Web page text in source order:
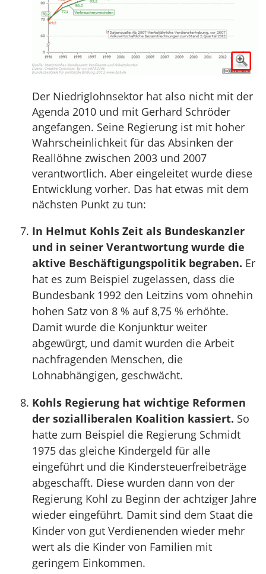
Der Niedriglohnsektor hat also nicht mit der
Agenda 2010 und mit Gerhard Schröder
angefangen. Seine Regierung ist mit hoher
Wahrscheinlichkeit für das Absinken der
Reallöhne zwischen 2003 und 2007
verantwortlich. Aber eingeleitet wurde diese
Entwicklung vorher. Das hat etwas mit dem
nächsten Punkt zu tun:
In Helmut Kohls Zeit als Bundeskanzler
und in seiner Verantwortung wurde die
aktive Beschäftigungspolitik begraben. Er
hat es zum Beispiel zugelassen, dass die
Bundesbank 1992 den Leitzins vom ohnehin
hohen Satz von 8 % auf 8,75 % erhöhte.
Damit wurde die Konjunktur weiter
abgewürgt, und damit wurden die Arbeit
nachfragenden Menschen, die
Lohnabhängigen, geschwächt.
Kohls Regierung hat wichtige Reformen
der sozialliberalen Koalition kassiert. So
hatte zum Beispiel die Regierung Schmidt
1975 das gleiche Kindergeld für alle
eingeführt und die Kindersteuerfreibeträge
abgeschafft. Diese wurden dann von der
Regierung Kohl zu Beginn der achtziger Jahre
wieder eingeführt. Damit sind dem Staat die
Kinder von gut Verdienenden wieder mehr
wert als die Kinder von Familien mit
geringem Einkommen.